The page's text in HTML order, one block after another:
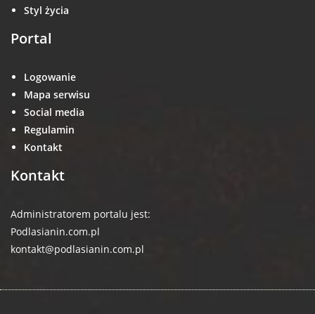
Styl życia
Portal
Logowanie
Mapa serwisu
Social media
Regulamin
Kontakt
Kontakt
Administratorem portalu jest:
Podlasianin.com.pl
kontakt@podlasianin.com.pl